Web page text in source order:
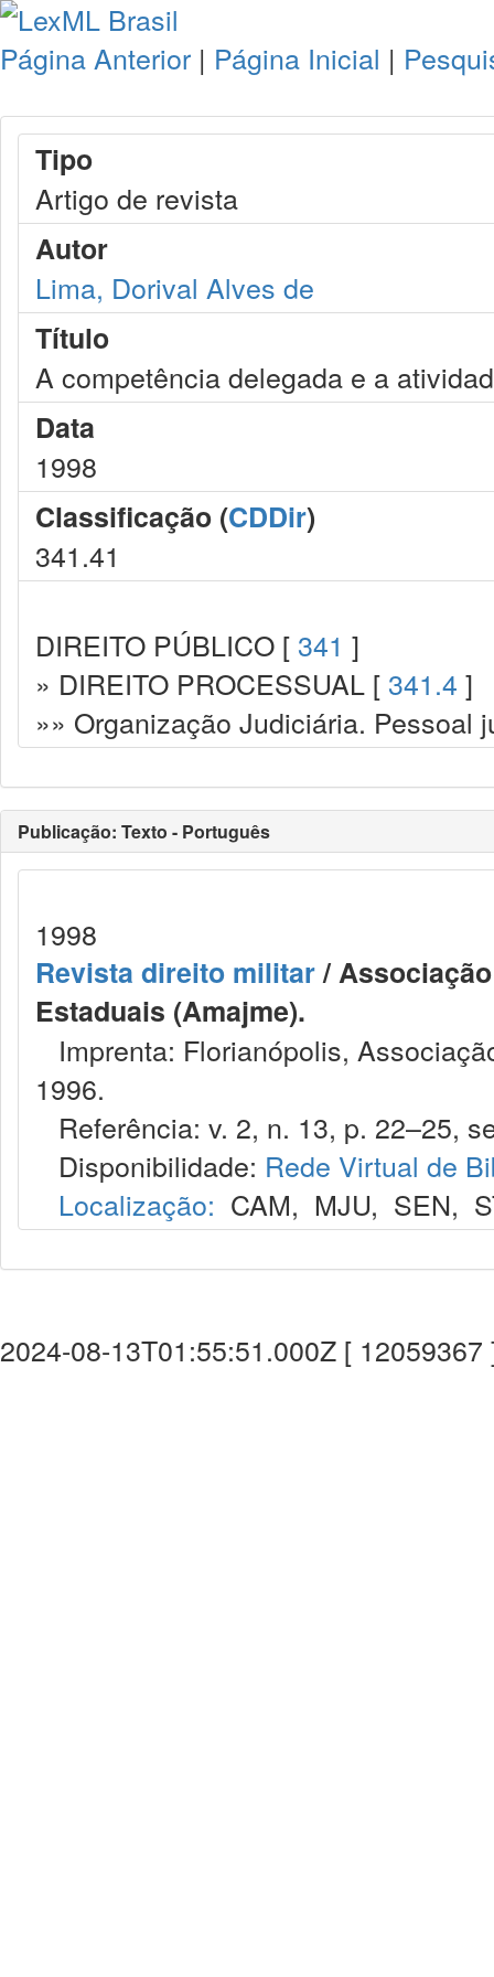
Página Anterior | Página Inicial |
Tipo
Artigo de revista
Autor
Lima, Dorival Alves de
Título
A competência delegada e a
Data
1998
Classificação (CDDir)
341.41
DIREITO PÚBLICO [ 341 ]
» DIREITO PROCESSUAL [ 341.4 ]
»» Organização Judiciária. Pessoal
Publicação: Texto - Português
1998
Revista direito militar/
Estaduais (Amajme).
Imprenta: Florianópolis,
1996.
Referência: v. 2, n. 13, p. 22–25,
Disponibilidade: Rede Virtual de
Localização: CAM, MJU, SEN,
2024-08-13T01:55:51.000Z [ 12059367